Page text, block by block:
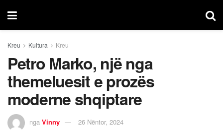
Kreu Kultura Kreu
Petro Marko, një nga
themeluesit e prozës
moderne shqiptare
nga Vinny 26 Nëntor, 2024